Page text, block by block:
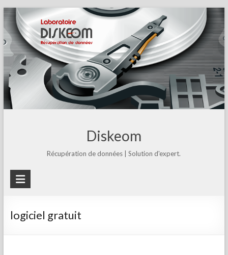
Skip
to
content
Diskeom
Récupération de données | Solution d'expert.
logiciel gratuit